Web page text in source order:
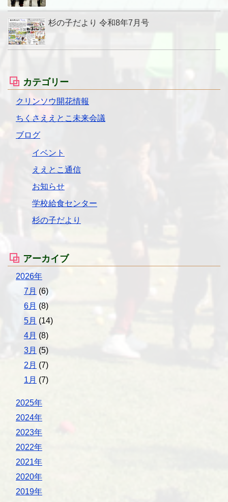
杉の子だより 令和8年7月号
カテゴリー
クリンソウ開花情報
ちくさええとこ未来会議
ブログ
イベント
ええとこ通信
お知らせ
学校給食センター
杉の子だより
アーカイブ
2026年
7月 (6)
6月 (8)
5月 (14)
4月 (8)
3月 (5)
2月 (7)
1月 (7)
2025年
2024年
2023年
2022年
2021年
2020年
2019年